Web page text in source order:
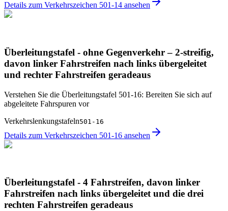
Details zum Verkehrszeichen 501-14 ansehen
Überleitungstafel - ohne Gegenverkehr – 2-streifig,
davon linker Fahrstreifen nach links übergeleitet
und rechter Fahrstreifen geradeaus
Verstehen Sie die Überleitungstafel 501-16: Bereiten Sie sich auf
abgeleitete Fahrspuren vor
Verkehrslenkungstafeln501-16
Details zum Verkehrszeichen 501-16 ansehen
Überleitungstafel - 4 Fahrstreifen, davon linker
Fahrstreifen nach links übergeleitet und die drei
rechten Fahrstreifen geradeaus